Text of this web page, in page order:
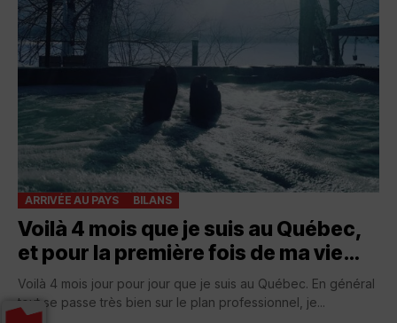
ARRIVÉE AU PAYS BILANS
Voilà 4 mois que je suis au Québec,
et pour la première fois de ma vie…
Voilà 4 mois jour pour jour que je suis au Québec. En général
tout se passe très bien sur le plan professionnel, je...